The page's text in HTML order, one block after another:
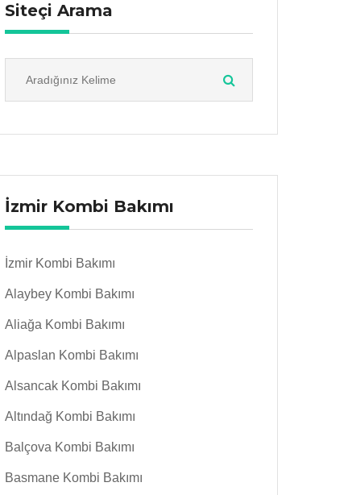
Siteçi Arama
İzmir Kombi Bakımı
İzmir Kombi Bakımı
Alaybey Kombi Bakımı
Aliağa Kombi Bakımı
Alpaslan Kombi Bakımı
Alsancak Kombi Bakımı
Altındağ Kombi Bakımı
Balçova Kombi Bakımı
Basmane Kombi Bakımı